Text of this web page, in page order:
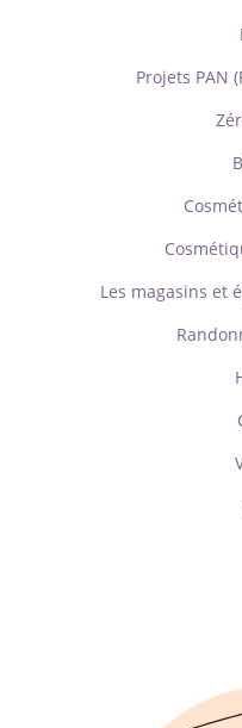
Projets PAN
Les magasins et